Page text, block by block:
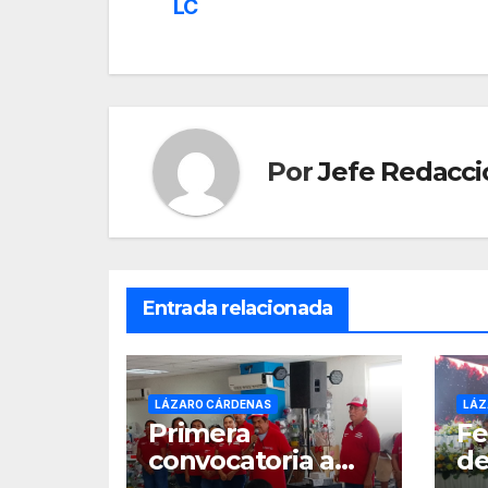
de
LC
PorJefe
Entrada relacionada
LÁZARO CÁRDENAS
Primera
convocatoria a